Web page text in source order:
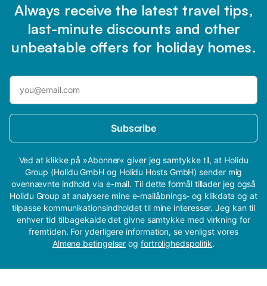
Always receive the latest travel tips,
last-minute discounts and other
unbeatable offers for holiday homes.
Subscribe
Ved at klikke på »Abonner« giver jeg samtykke til, at Holidu
Group (Holidu GmbH og Holidu Hosts GmbH) sender mig
ovennævnte indhold via e-mail. Til dette formål tillader jeg også
Holidu Group at analysere mine e-mailåbnings- og klikdata og at
tilpasse kommunikationsindholdet til mine interesser. Jeg kan til
enhver tid tilbagekalde det givne samtykke med virkning for
fremtiden. For yderligere information, se venligst vores
Almene betingelser og fortrolighedspolitik.